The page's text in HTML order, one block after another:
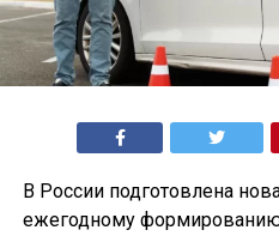
В России подготовлена
ежегодному формированию